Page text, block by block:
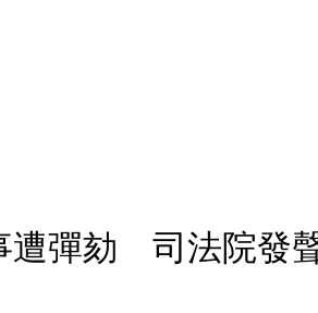
遭彈劾 司法院發